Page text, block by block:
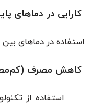
کارایی در دماهای
استفاده در دماهای بین 40 تا 120 درجه سانتیگراد
کاهش مصرف
استفاده از